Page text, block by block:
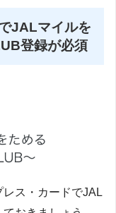
JALマイルを
登録が必須
ス・カードでJAL